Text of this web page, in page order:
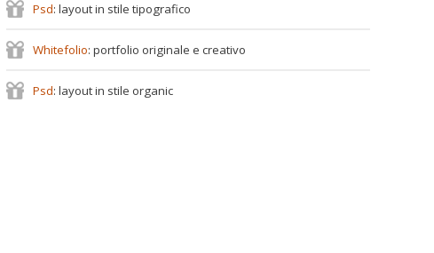
Psd: layout in stile tipografico
Whitefolio: portfolio originale e creativo
Psd: layout in stile organic